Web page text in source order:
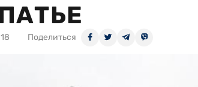
Поделиться